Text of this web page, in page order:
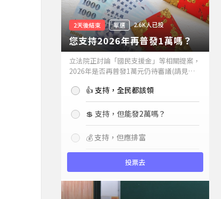
2天後結束 單選 2.6K人已投
您支持2026年再普發1萬嗎？
立法院正討論「國民支援金」等相關提案，
2026年是否再普發1萬元仍待審議(請見下
持嗎？👍 支持，全民都該領
💲 支持，但能發2萬嗎？
💰 支持，但應排富
投票去